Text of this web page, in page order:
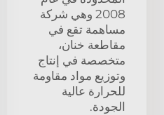
2008 وهي شركة
مساهمة تقع في
مقاطعة خنان،
متخصصة في إنتاج
وتوزيع مواد مقاومة
للحرارة عالية
الجودة.